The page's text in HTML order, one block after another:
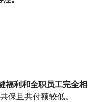
福利和全职员工完全相
保且共付额较低。